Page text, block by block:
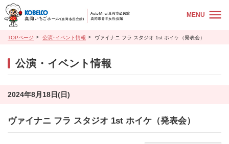
MENU
TOPページ 公演･イベント情報 ヴァイナニ フラ スタジオ 1st ホイケ（発表会）
公演・イベント情報
2024年8月18日(日)
ヴァイナニ フラ スタジオ 1st ホイケ（発表会）